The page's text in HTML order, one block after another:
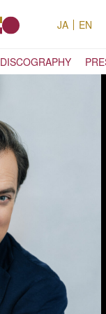
JA EN
DISCOGRAPHY